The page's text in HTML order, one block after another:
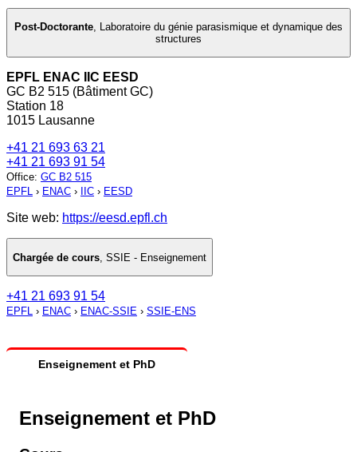
Post-Doctorante, Laboratoire du génie parasismique et dynamique des
structures
EPFL ENAC IIC EESD
GC B2 515 (Bâtiment GC)
Station 18
1015 Lausanne
+41 21 693 63 21
+41 21 693 91 54
Office: GC B2 515
EPFL › ENAC › IIC › EESD
Site web: https://eesd.epfl.ch
Chargée de cours SSIE - Enseignement
+41 21 693 91 54
EPFL › ENAC › ENAC-SSIE › SSIE-ENS
Enseignement et PhD
Enseignement et PhD